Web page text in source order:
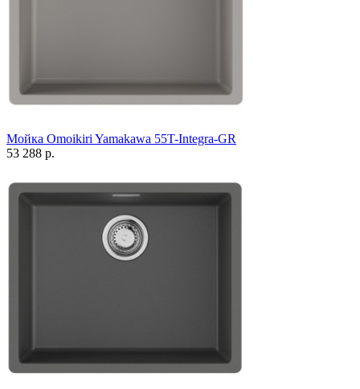
Мойка Omoikiri Yamakawa 55T-Integra-GR
53 288 р.